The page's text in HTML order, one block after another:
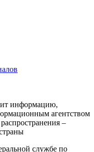
информацию,
агентством
–
службе по